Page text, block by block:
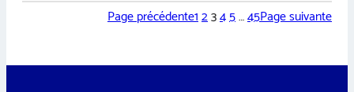
Page précédente12345…45Page suivante